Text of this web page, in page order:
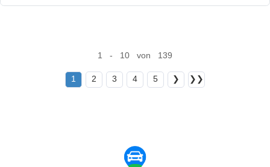
1 - 10 von 139
1 2 3 4 5 ❯ ❯❯